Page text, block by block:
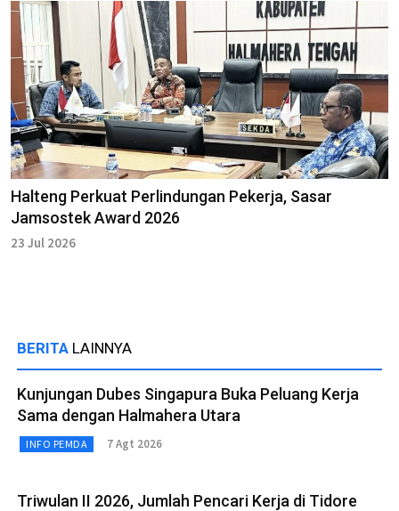
Halteng Perkuat Perlindungan Pekerja, Sasar
Jamsostek Award 2026
23 Jul 2026
BERITA LAINNYA
Kunjungan Dubes Singapura Buka Peluang Kerja
Sama dengan Halmahera Utara
INFO PEMDA 7 Agt 2026
Triwulan II 2026, Jumlah Pencari Kerja di Tidore